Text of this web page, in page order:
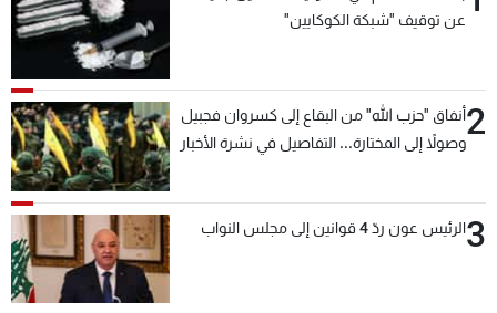
عن توقيف "شبكة الكوكايين"
2أنفاق "حزب الله" من البقاع إلى كسروان فجبيل
وصولاً إلى المختارة... التفاصيل في نشرة الأخبار
3الرئيس عون ردّ 4 قوانين إلى مجلس النواب
الإنـتـاج
شروط الإسـتخدام